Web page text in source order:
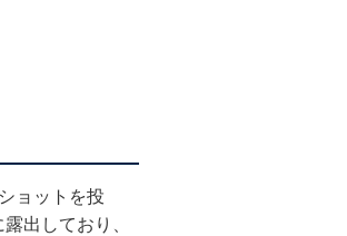
ョットを投
出しており、